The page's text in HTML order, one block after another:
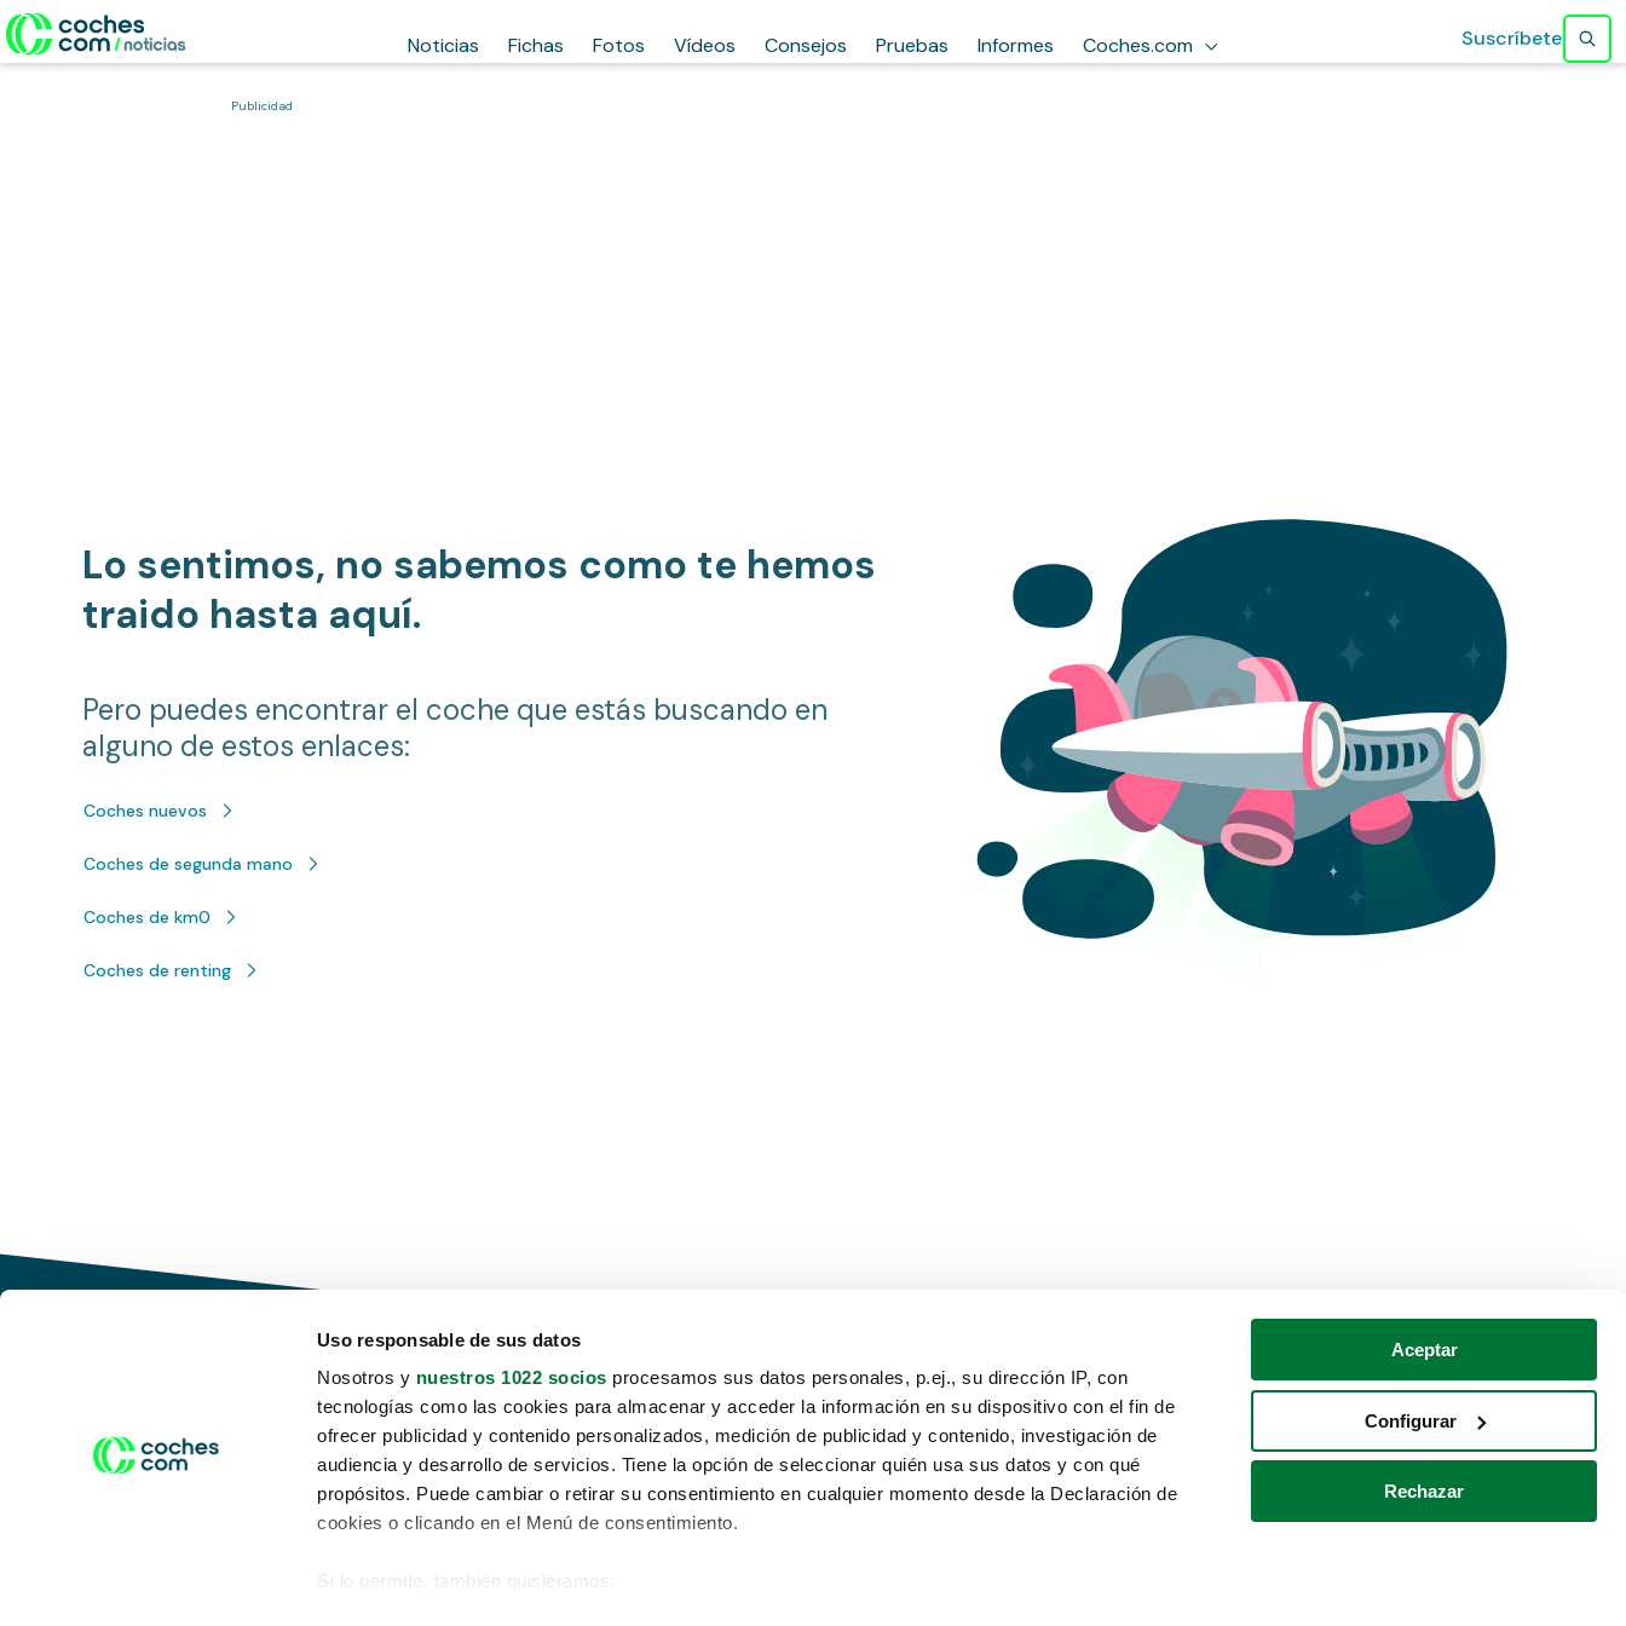
Uso responsable de sus datos
Nosotros y nuestros 1022 socios procesamos sus datos personales, p.ej., su dirección IP, con
tecnologías como las cookies para almacenar y acceder la información en su dispositivo con el fin de
ofrecer publicidad y contenido personalizados, medición de publicidad y contenido, investigación de
audiencia y desarrollo de servicios. Tiene la opción de seleccionar quién usa sus datos y con qué
propósitos. Puede cambiar o retirar su consentimiento en cualquier momento desde la Declaración de
cookies o clicando en el Menú de consentimiento.
Si lo permite, también quisiéramos:
Aceptar
Configurar
Rechazar
Noticias Fichas Fotos Vídeos Consejos Pruebas Informes Coches.com Suscríbete
Publicidad
Lo sentimos, no sabemos como te hemos
traido hasta aquí.
Pero puedes encontrar el coche que estás buscando en
alguno de estos enlaces:
Coches nuevos
Coches de segunda mano
Coches de km0
Coches de renting
Conduce tu futuro,
desata tu movilidad